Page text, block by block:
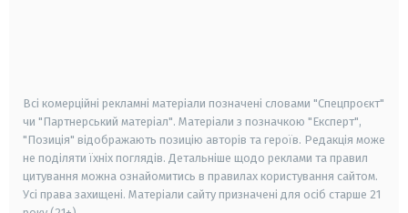
Всі комерційні рекламні матеріали позначені словами "Спецпроєкт"
чи "Партнерський матеріал". Матеріали з позначкою "Експерт",
"Позиція" відображають позицію авторів та героїв. Редакція може
не поділяти їхніх поглядів. Детальніше щодо реклами та правил
цитування можна ознайомитись в правилах користування сайтом.
Усі права захищені. Матеріали сайту призначені для осіб старше 21